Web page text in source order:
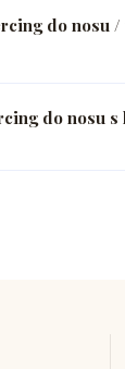
do nosu /
do nosu